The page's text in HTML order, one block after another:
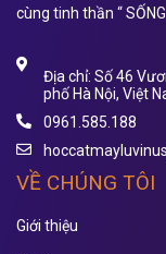
cùng tinh thần “
Địa chỉ: Số 46
phố Hà Nội, Việt
0961.585.188
VỀ CHÚNG TÔI
Giới thiệu